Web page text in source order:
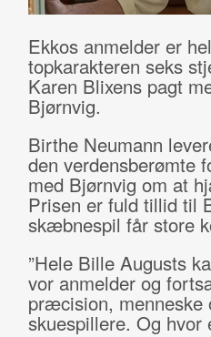
Ekkos anmelder er
topkarakteren seks
Karen Blixens pagt
Bjørnvig.
Birthe Neumann
den verdensberømte
med Bjørnvig om at
Prisen er fuld tillid til
skæbnespil får store
”Hele Bille Augusts
vor anmelder og
præcision, menneske
skuespillere. Og hvor